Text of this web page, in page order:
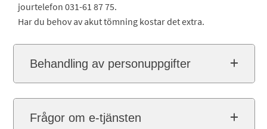
jourtelefon 031-61 87 75.
Har du behov av akut tömning kostar det extra.
Behandling av personuppgifter
Frågor om e-tjänsten